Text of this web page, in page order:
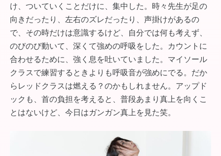
け、ついていくことだけに、集中した。時々先生が足の
向きだったり、左右のズレだったり、声掛けがあるの
で、その時だけは意識するけど、自分では何も考えず、
のびのび動いて、深くて強めの呼吸をした。カウントに
合わせるために、強く息を吐いていました。マイソール
クラスで練習するときよりも呼吸音が強めにでる。だか
らレッドクラスは燃える？のかもしれません。アップド
ックも、首の負担を考えると、普段あまり真上を向くこ
とはないけど、今日はガンガン真上を見た笑。